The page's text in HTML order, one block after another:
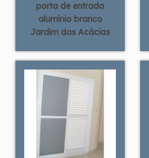
porta de entrada
alumínio branco
Jardim das Acácias